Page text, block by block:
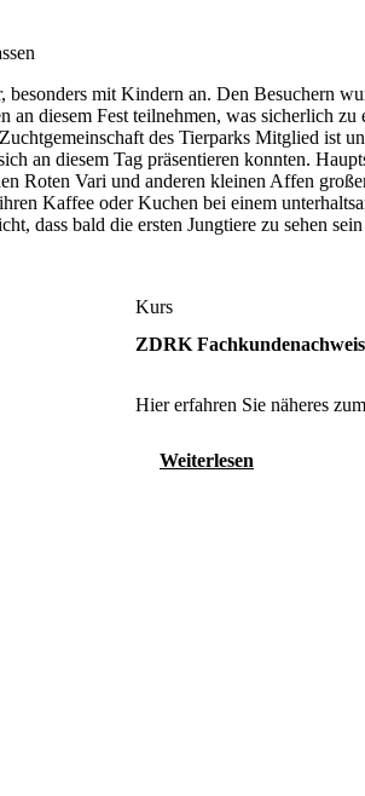
mit Kindern an. Den Besuchern
diesem Fest teilnehmen, was sicherlich
des Tierparks Mitglied ist
diesem Tag präsentieren konnten.
Roten Vari und anderen kleinen Affen
Kaffee oder Kuchen bei einem
dass bald die ersten Jungtiere zu sehen
Kurs
ZDRK Fachkundenachweis
Hier erfahren Sie näheres
Weiterlesen